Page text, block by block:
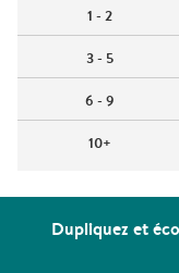
Dupliquez et
1 - 2
3 - 5
6 - 9
10+